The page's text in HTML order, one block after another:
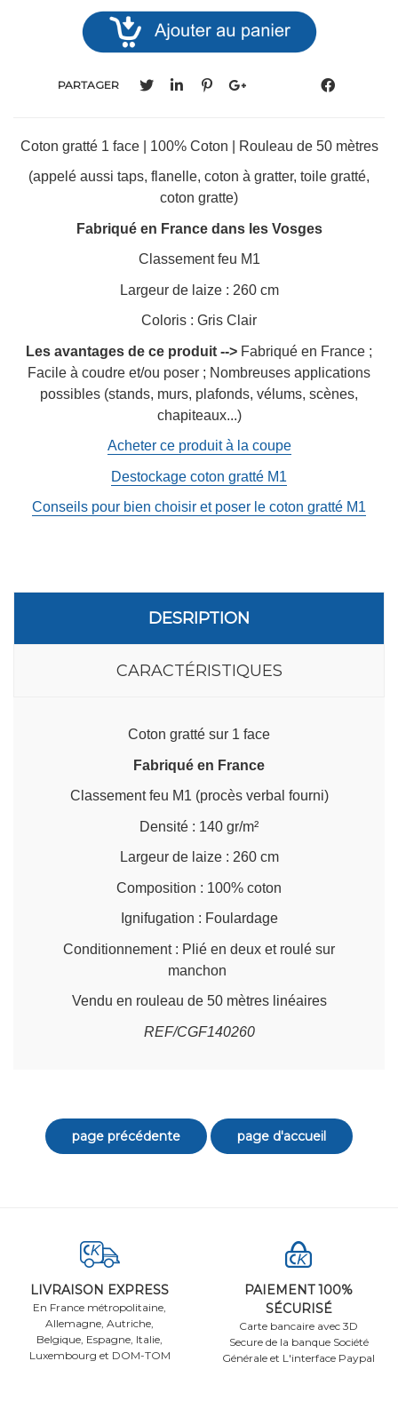
PARTAGER
Coton gratté 1 face | 100% Coton | Rouleau de 50 mètres
(appelé aussi taps, flanelle, coton à gratter, toile gratté,
coton gratte)
Fabriqué en France dans les Vosges
Classement feu M1
Largeur de laize : 260 cm
Coloris : Gris Clair
Les avantages de ce produit --> Fabriqué en France ;
Facile à coudre et/ou poser ; Nombreuses applications
possibles (stands, murs, plafonds, vélums, scènes,
chapiteaux...)
Acheter ce produit à la coupe
Destockage coton gratté M1
Conseils pour bien choisir et poser le coton gratté M1
DESRIPTION
CARACTÉRISTIQUES
Coton gratté sur 1 face
Fabriqué en France
Classement feu M1 (procès verbal fourni)
Densité : 140 gr/m²
Largeur de laize : 260 cm
Composition : 100% coton
Ignifugation : Foulardage
Conditionnement : Plié en deux et roulé sur
manchon
Vendu en rouleau de 50 mètres linéaires
REF/CGF140260
LIVRAISON EXPRESS
En France métropolitaine,
Allemagne, Autriche,
Belgique, Espagne, Italie,
Luxembourg et DOM-TOM
PAIEMENT 100%
SÉCURISÉ
Carte bancaire avec 3D
Secure de la banque Société
Générale et L'interface Paypal